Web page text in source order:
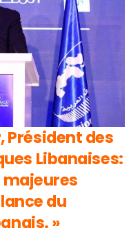
Président des
Libanaises:
majeures
du
»